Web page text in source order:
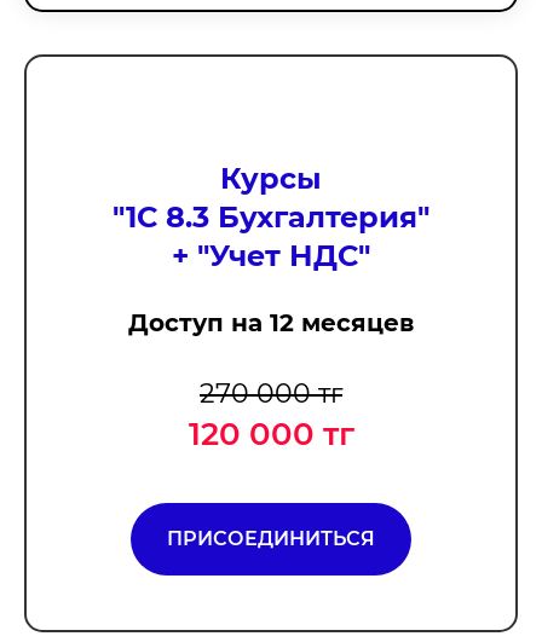
Курсы
"1С 8.3 Бухгалтерия"
+ "Учет НДС"
Доступ на 12 месяцев
270 000 тг
120 000 тг
ПРИСОЕДИНИТЬСЯ